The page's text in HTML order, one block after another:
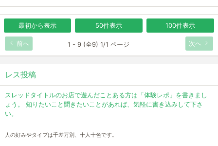
最初から表示 50件表示 100件表示
前へ 次へ
1 - 9 (全9) 1/1 ページ
レス投稿
スレッドタイトルのお店で遊んだことある方は「体験レポ」を書きまし
ょう。 知りたいこと聞きたいことがあれば、気軽に書き込みして下さ
い。
人の好みやタイプは千差万別、十人十色です。